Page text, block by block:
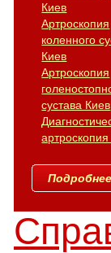
Киев
Артроскопия
коленного
Киев
Артроскопия
сустава Киев